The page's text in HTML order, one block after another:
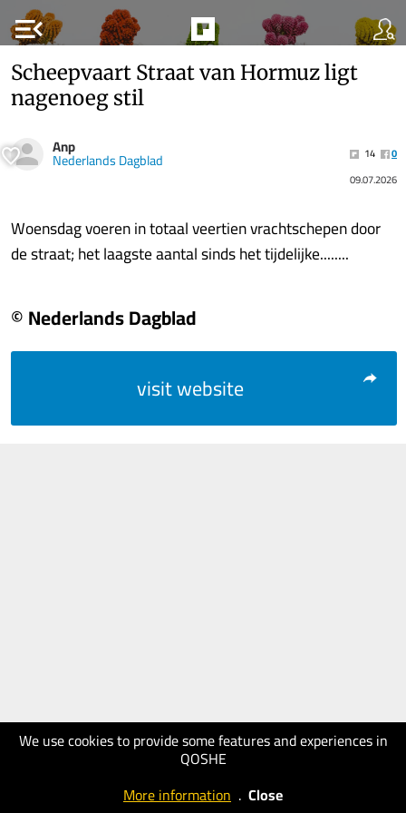
menu_open
We use cookies to provide some features and experiences in
QOSHE
More information . Close
Scheepvaart Straat van Hormuz ligt
nagenoeg stil
Anp
Nederlands Dagblad 14
0
09.07.2026
Woensdag voeren in totaal veertien vrachtschepen door
de straat; het laagste aantal sinds het tijdelijke........
© Nederlands Dagblad
visit website